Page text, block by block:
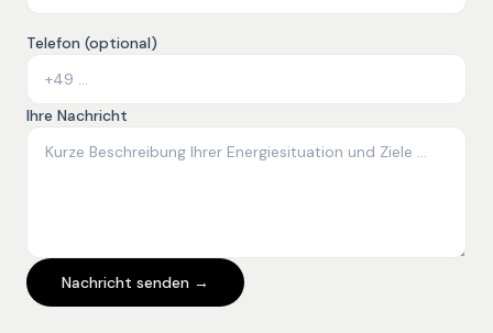
Telefon (optional)
Ihre Nachricht
Nachricht senden →